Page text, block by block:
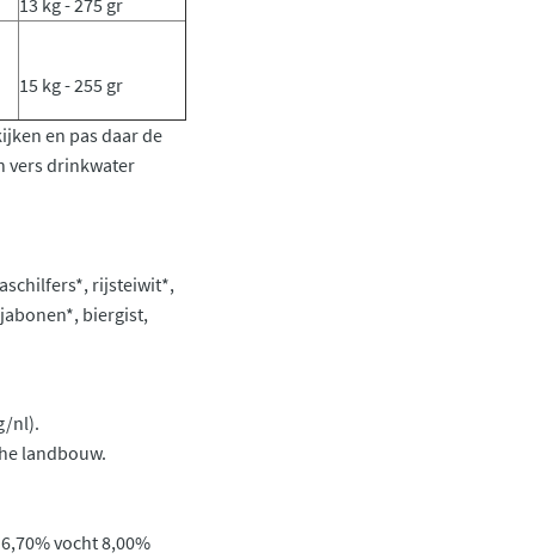
13 kg - 275 gr
15 kg - 255 gr
en pas daar de
vers drinkwater
rijsteiwit*,
biergist,
nl).
landbouw.
vocht 8,00%